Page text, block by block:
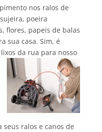
nos ralos de
poeira
flores, papeis de balas
sua casa. Sim, é
da rua para nosso
ralos e canos de